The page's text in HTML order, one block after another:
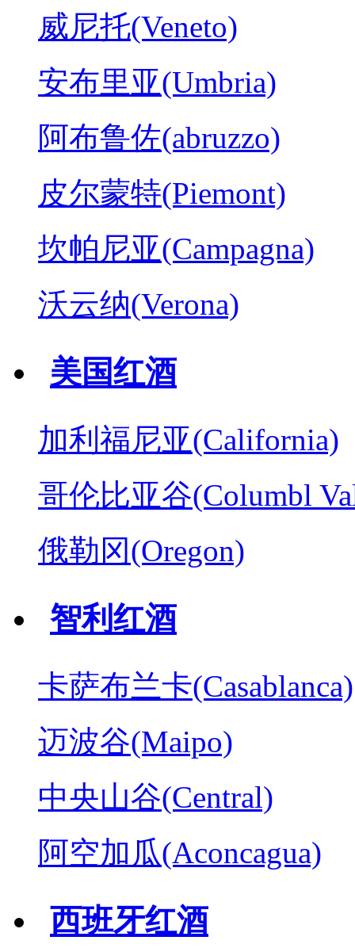
威尼托(Veneto)
安布里亚(Umbria)
阿布鲁佐(abruzzo)
皮尔蒙特(Piemont)
坎帕尼亚(Campagna)
沃云纳(Verona)
美国红酒
加利福尼亚(California)
哥伦比亚谷(Columbl
俄勒冈(Oregon)
智利红酒
卡萨布兰卡(Casablanca)
迈波谷(Maipo)
中央山谷(Central)
阿空加瓜(Aconcagua)
西班牙红酒